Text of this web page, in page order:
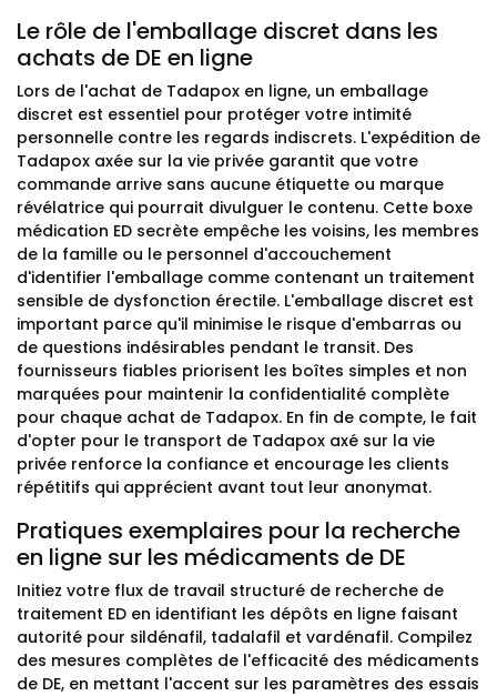
Le rôle de l'emballage discret dans les
achats de DE en ligne
Lors de l'achat de Tadapox en ligne, un emballage
discret est essentiel pour protéger votre intimité
personnelle contre les regards indiscrets. L'expédition de
Tadapox axée sur la vie privée garantit que votre
commande arrive sans aucune étiquette ou marque
révélatrice qui pourrait divulguer le contenu. Cette boxe
médication ED secrète empêche les voisins, les membres
de la famille ou le personnel d'accouchement
d'identifier l'emballage comme contenant un traitement
sensible de dysfonction érectile. L'emballage discret est
important parce qu'il minimise le risque d'embarras ou
de questions indésirables pendant le transit. Des
fournisseurs fiables priorisent les boîtes simples et non
marquées pour maintenir la confidentialité complète
pour chaque achat de Tadapox. En fin de compte, le fait
d'opter pour le transport de Tadapox axé sur la vie
privée renforce la confiance et encourage les clients
répétitifs qui apprécient avant tout leur anonymat.
Pratiques exemplaires pour la recherche
en ligne sur les médicaments de DE
Initiez votre flux de travail structuré de recherche de
traitement ED en identifiant les dépôts en ligne faisant
autorité pour sildénafil, tadalafil et vardénafil. Compilez
des mesures complètes de l'efficacité des médicaments
de DE, en mettant l'accent sur les paramètres des essais